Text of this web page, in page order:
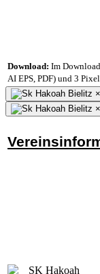
Download: Im
AI EPS, PDF) und 3
×
×